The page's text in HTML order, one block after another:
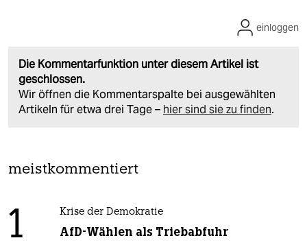
Die Kommentarfunktion unter diesem Artikel ist
geschlossen.
Wir öffnen die Kommentarspalte bei ausgewählten
Artikeln für etwa drei Tage – hier sind sie zu finden.
einloggen
meistkommentiert
1 Krise der Demokratie
AfD-Wählen als Triebabfuhr